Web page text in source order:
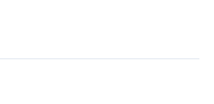
I can provide